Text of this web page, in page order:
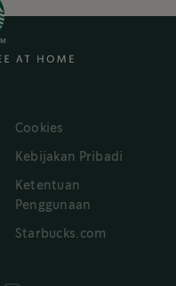
Cookies
Kebijakan Pribadi
Ketentuan
Penggunaan
Starbucks.com